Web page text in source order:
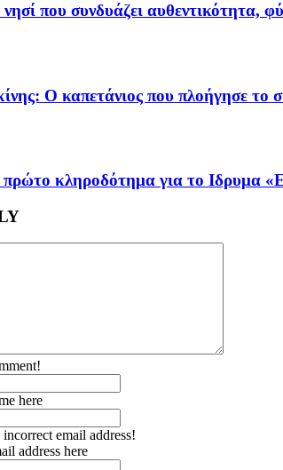
που συνδυάζει αυθεντικότητα,
Ο καπετάνιος που πλοήγησε το
κληροδότημα για το Ιδρυμα
here
email address!
address here